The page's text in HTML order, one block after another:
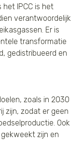
het IPCC is het
verantwoordelijk
Er is
transformatie
gedistribueerd en
zoals in 2030
zijn, zodat er geen
Ook
zijn en